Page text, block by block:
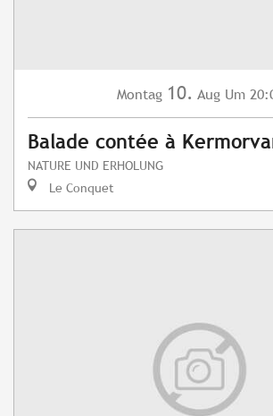
Montag 10. Aug Um
Balade contée à
NATURE UND ERHOLUNG
Le Conquet